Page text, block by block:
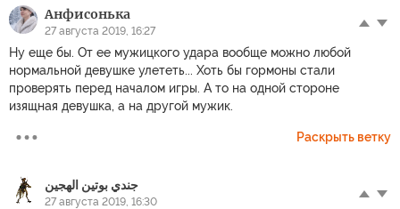
Анфисонька
27 августа 2019, 16:27
Ну еще бы. От ее мужицкого удара вообще можно любой
нормальной девушке улететь... Хоть бы гормоны стали
проверять перед началом игры. А то на одной стороне
изящная девушка, а на другой мужик.
Раскрыть ветку
جندي بوتين الهجين
27 августа 2019, 16:30